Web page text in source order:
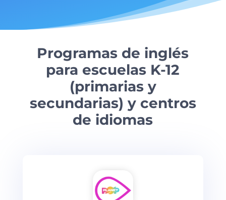
Programas de inglés
para escuelas K-12
(primarias y
secundarias) y centros
de idiomas